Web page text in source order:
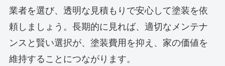
業者を選び、透明な見積もりで安心して塗装を依
頼しましょう。長期的に見れば、適切なメンテナ
ンスと賢い選択が、塗装費用を抑え、家の価値を
維持することにつながります。